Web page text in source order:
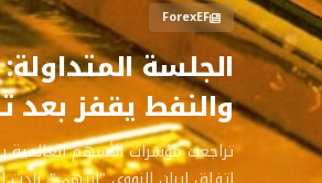
ForexEF
الجلسة
والنفط يقفز بعد
تراجعت مؤشرات الأسهم العالمية